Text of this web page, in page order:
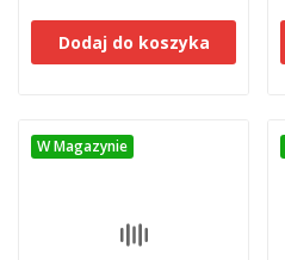
Dodaj do koszyka
W Magazynie